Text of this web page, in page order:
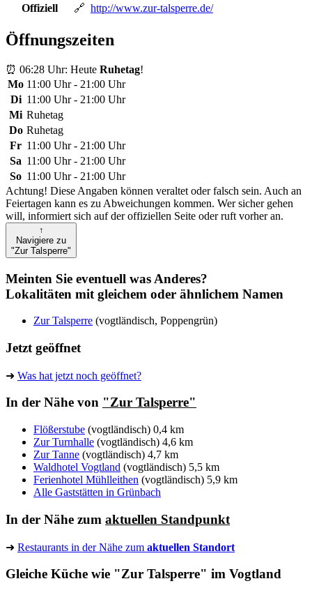
Offiziell
🔗︎ http://www.zur-talsperre.de/
Öffnungs­zeiten
⏰ 06:28 Uhr: Heute Ruhetag!
Mo 11:00 Uhr - 21:00 Uhr
Di 11:00 Uhr - 21:00 Uhr
Mi Ruhetag
Do Ruhetag
Fr 11:00 Uhr - 21:00 Uhr
Sa 11:00 Uhr - 21:00 Uhr
So 11:00 Uhr - 21:00 Uhr
Achtung! Diese Angaben können veraltet oder falsch sein. Auch an
Feiertagen kann es zu Abweichungen kommen. Wer sicher gehen
will, informiert sich auf der offiziellen Seite oder ruft vorher an.
↑
Navigiere zu
"Zur Talsperre"
Meinten Sie eventuell was Anderes?
Lokalitäten mit gleichem oder ähnlichem Namen
Zur Talsperre (vogtländisch, Poppengrün)
Jetzt geöffnet
➜ Was hat jetzt noch geöffnet?
In der Nähe von "Zur Talsperre"
Flößerstube (vogtländisch) 0,4 km
Zur Turnhalle (vogtländisch) 4,6 km
Zur Tanne (vogtländisch) 4,7 km
Waldhotel Vogtland (vogtländisch) 5,5 km
Ferienhotel Mühlleithen (vogtländisch) 5,9 km
Alle Gaststätten in Grünbach
In der Nähe zum aktuellen Standpunkt
➜ Restaurants in der Nähe zum aktuellen Standort
Gleiche Küche wie "Zur Talsperre" im Vogtland